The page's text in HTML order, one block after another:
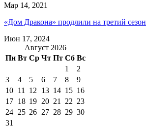
Мар 14, 2021
«Дом Дракона» продлили на третий сезон
Июн 17, 2024
Август 2026
Пн Вт Ср Чт Пт Сб Вс
1
2
3
4 5 6 7 8
9
10 11 12 13 14 15 16
17 18 19 20 21 22 23
24 25 26 27 28 29 30
31